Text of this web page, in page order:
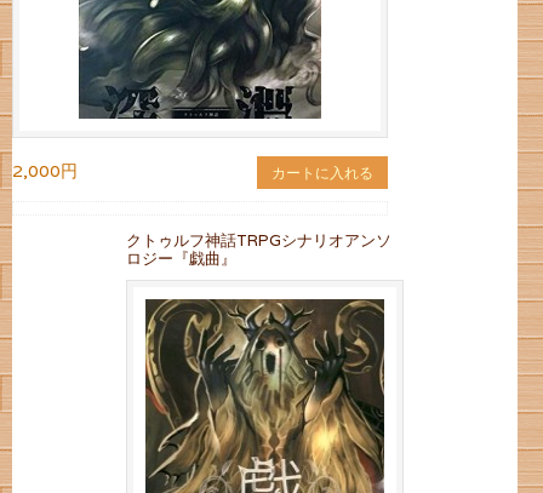
2,000円 カートに入れる
クトゥルフ神話TRPGシナリオアンソ
ロジー『戯曲』